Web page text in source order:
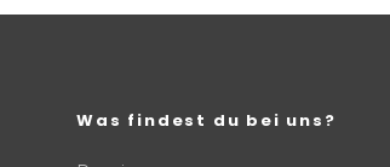
Was findest du bei uns?